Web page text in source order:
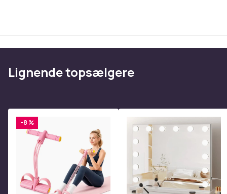
Lignende topsælgere
-8 %